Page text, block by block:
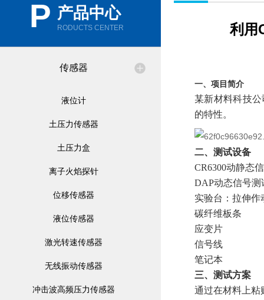
P 产品中心
RODUCTS CENTER
传感器
液位计
土压力传感器
土压力盒
离子火焰探针
位移传感器
液位传感器
激光转速传感器
无线振动传感器
冲击波高频压力传感器
利用
一、项目简介
某新材料科技
的特性。
二、测试设备
CR6300动静态
DAP动态信号
实验台：拉伸作
碳纤维板条
应变片
信号线
笔记本
三、测试方案
通过在材料上粘